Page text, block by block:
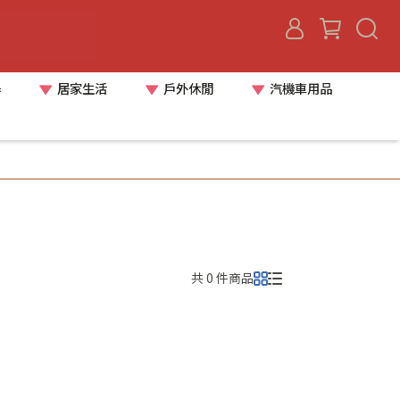
居家生活 戶外休閒 汽機車用品
共 0 件商品